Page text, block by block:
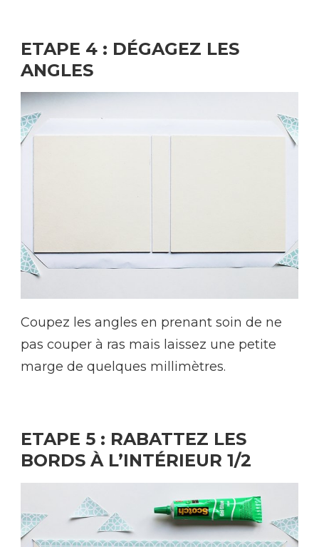
ETAPE 4 : DÉGAGEZ LES
ANGLES
Coupez les angles en prenant soin de ne
pas couper à ras mais laissez une petite
marge de quelques millimètres.
ETAPE 5 : RABATTEZ LES
BORDS À L’INTÉRIEUR 1/2